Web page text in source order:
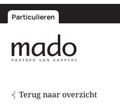
Particulieren
Terug naar overzicht